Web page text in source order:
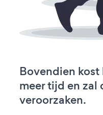
Bovendien
meer tijd en
veroorzaken.